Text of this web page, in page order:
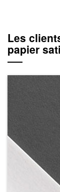
Les
papier